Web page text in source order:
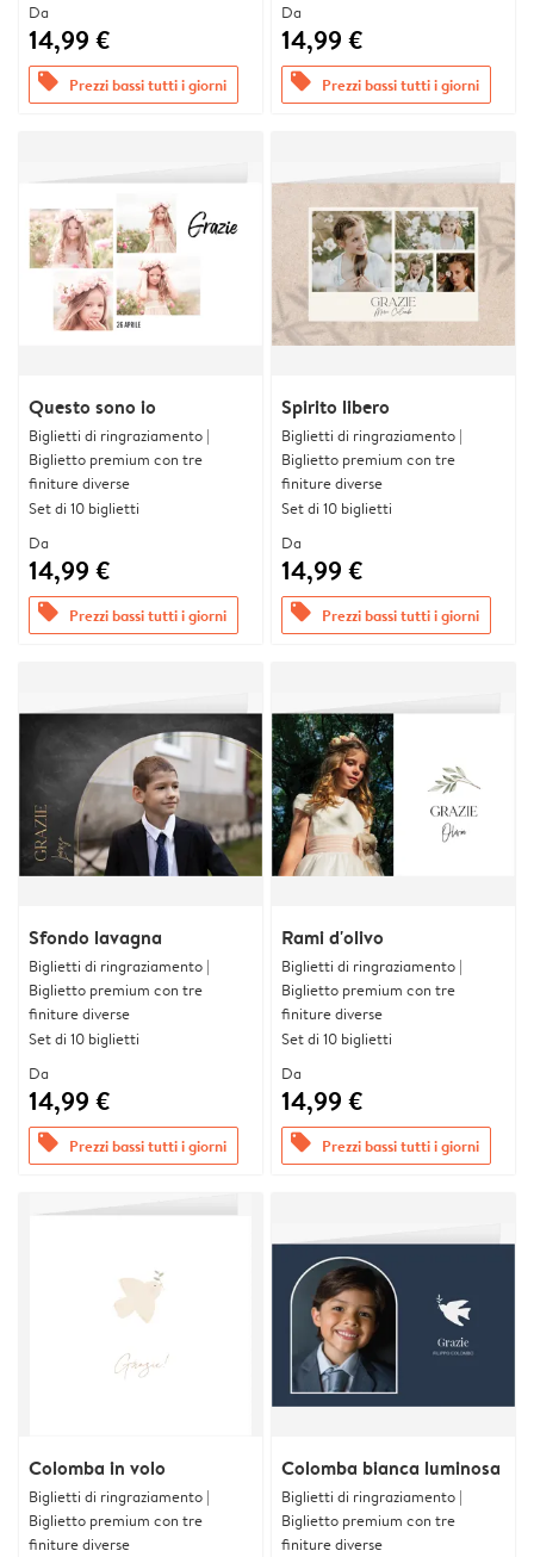
Da
14,99 €
offers Prezzi bassi tutti i giorni
Da
14,99 €
offers Prezzi bassi tutti i giorni
Questo sono io
Biglietti di ringraziamento |
Biglietto premium con tre
finiture diverse
Set di 10 biglietti
Da
14,99 €
offers Prezzi bassi tutti i giorni
Spirito libero
Biglietti di ringraziamento |
Biglietto premium con tre
finiture diverse
Set di 10 biglietti
Da
14,99 €
offers Prezzi bassi tutti i giorni
Sfondo lavagna
Biglietti di ringraziamento |
Biglietto premium con tre
finiture diverse
Set di 10 biglietti
Da
14,99 €
offers Prezzi bassi tutti i giorni
Rami d'olivo
Biglietti di ringraziamento |
Biglietto premium con tre
finiture diverse
Set di 10 biglietti
Da
14,99 €
offers Prezzi bassi tutti i giorni
Colomba in volo
Biglietti di ringraziamento |
Biglietto premium con tre
finiture diverse
Colomba bianca luminosa
Biglietti di ringraziamento |
Biglietto premium con tre
finiture diverse